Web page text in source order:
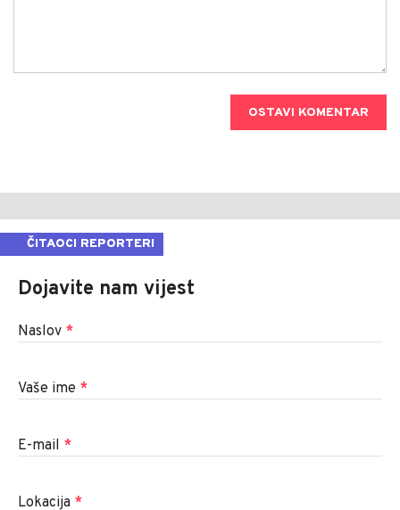
OSTAVI KOMENTAR
ČITAOCI REPORTERI
Dojavite nam vijest
Naslov *
Vaše ime *
E-mail *
Lokacija *